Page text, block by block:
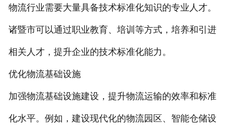
物流行业需要大量具备技术标准化知识的专业人才。
诸暨市可以通过职业教育、培训等方式，培养和引进
相关人才，提升企业的技术标准化能力。
优化物流基础设施
加强物流基础设施建设，提升物流运输的效率和标准
化水平。例如，建设现代化的物流园区、智能仓储设